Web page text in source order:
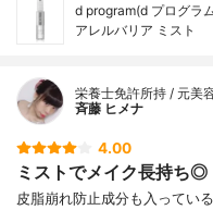
d program(d プログラ
アレルバリア ミスト
栄養士免許所持 / 元美
斉藤 ヒメナ
4.00
ミストでメイク長持ち◎
皮脂崩れ防止成分も入ってい